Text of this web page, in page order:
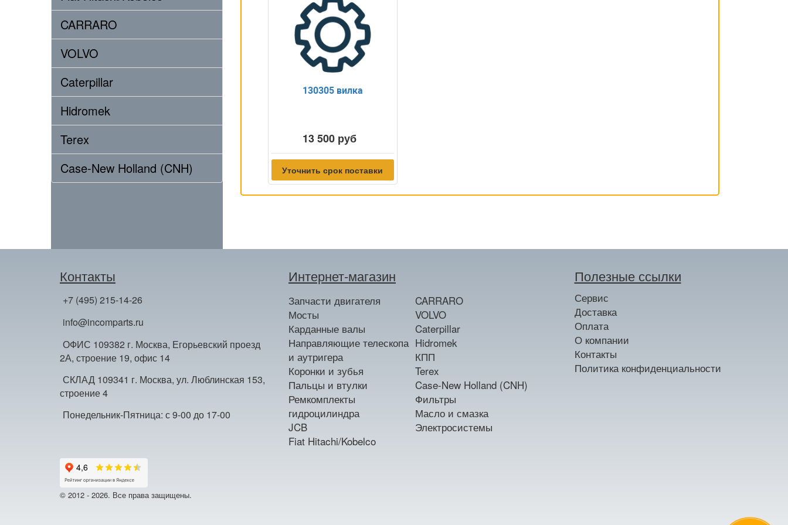
CARRARO
VOLVO
Caterpillar
Hidromek
Terex
Case-New Holland (CNH)
130305 вилка
13 500 руб
Уточнить срок поставки
Контакты
+7 (495) 215-14-26
info@incomparts.ru
ОФИС 109382 г. Москва, Егорьевский проезд
2А, строение 19, офис 14
СКЛАД 109341 г. Москва, ул. Люблинская 153,
строение 4
Понедельник-Пятница: с 9-00 до 17-00
Интернет-магазин
Запчасти двигателя
Мосты
Карданные валы
Направляющие телескопа
и аутригера
Коронки и зубья
Пальцы и втулки
Ремкомплекты
гидроцилиндра
JCB
Fiat Hitachi/Kobelco
CARRARO
VOLVO
Caterpillar
Hidromek
КПП
Terex
Case-New Holland (CNH)
Фильтры
Масло и смазка
Электросистемы
Полезные ссылки
Сервис
Доставка
Оплата
О компании
Контакты
Политика конфиденциальности
© 2012 - 2026. Все права защищены.